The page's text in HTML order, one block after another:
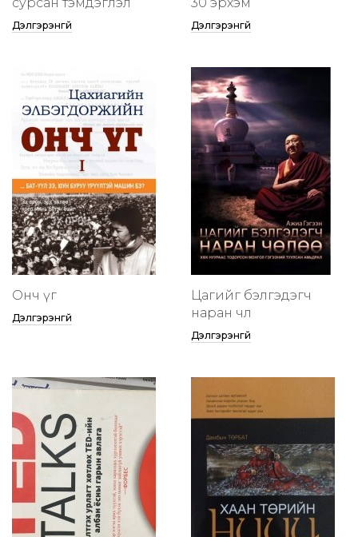
Дэлгэрэнгүй Дэлгэрэнгүй
Онч үг
Дэлгэрэнгүй
Цагийг бэлгэдэгч
наран чөлөө
Дэлгэрэнгүй